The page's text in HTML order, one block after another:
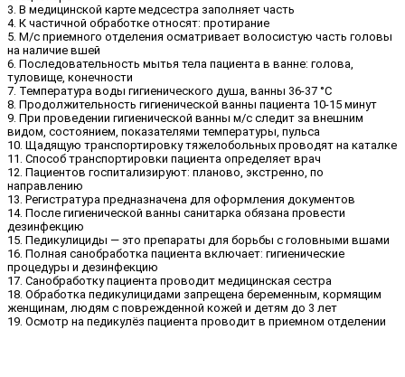
3. В медицинской карте медсестра заполняет часть
4. К частичной обработке относят: протирание
5. М/с приемного отделения осматривает волосистую часть головы
на наличие вшей
6. Последовательность мытья тела пациента в ванне: голова,
туловище, конечности
7. Температура воды гигиенического душа, ванны 36-37 °C
8. Продолжительность гигиенической ванны пациента 10-15 минут
9. При проведении гигиенической ванны м/с следит за внешним
видом, состоянием, показателями температуры, пульса
10. Щадящую транспортировку тяжелобольных проводят на каталке
11. Способ транспортировки пациента определяет врач
12. Пациентов госпитализируют: планово, экстренно, по
направлению
13. Регистратура предназначена для оформления документов
14. После гигиенической ванны санитарка обязана провести
дезинфекцию
15. Педикулициды — это препараты для борьбы с головными вшами
16. Полная санобработка пациента включает: гигиенические
процедуры и дезинфекцию
17. Санобработку пациента проводит медицинская сестра
18. Обработка педикулицидами запрещена беременным, кормящим
женщинам, людям с поврежденной кожей и детям до 3 лет
19. Осмотр на педикулёз пациента проводит в приемном отделении